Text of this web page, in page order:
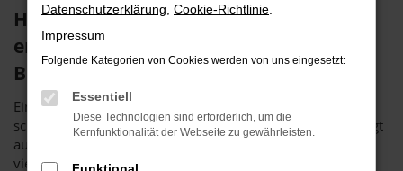
Hyundai TUCSON Gebrauchtwagen –
erstklassig unterwegs dank Autohaus
Brenk
Einen Hyundai TUCSON Gebrauchtwagen kaufen ist nicht
schwer. Wer sich für das Autohaus Brenk entscheidet, steigt
auf jeden Fall in ein Fahrzeug erster Güte und darf sich auf
viele Jahre ohne Pannen einstellen. Wir sind ein
Datenschutzerklärung Cookie-Richtlinie
Impressum
Folgende Kategorien von Cookies werden von uns eingesetzt:
Essentiell
Diese Technologien sind erforderlich, um die
Kernfunktionalität der Webseite zu gewährleisten.